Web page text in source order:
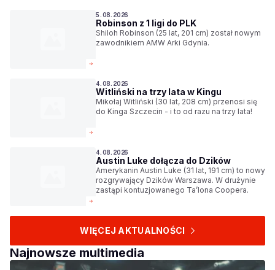
5.08.2026
Robinson z 1 ligi do PLK
Shiloh Robinson (25 lat, 201 cm) został nowym
zawodnikiem AMW Arki Gdynia.
4.08.2026
Witliński na trzy lata w Kingu
Mikołaj Witliński (30 lat, 208 cm) przenosi się
do Kinga Szczecin - i to od razu na trzy lata!
4.08.2026
Austin Luke dołącza do Dzików
Amerykanin Austin Luke (31 lat, 191 cm) to nowy
rozgrywający Dzików Warszawa. W drużynie
zastąpi kontuzjowanego Ta’lona Coopera.
WIĘCEJ AKTUALNOŚCI
Najnowsze multimedia